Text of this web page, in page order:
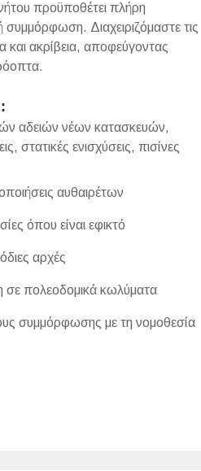
προϋποθέτει πλήρη
συμμόρφωση. Διαχειριζόμαστε τις
και ακρίβεια, αποφεύγοντας
αδειών νέων κατασκευών,
στατικές ενισχύσεις, πισίνες
αυθαιρέτων
όπου είναι εφικτό
αρχές
σε πολεοδομικά κωλύματα
συμμόρφωσης με τη νομοθεσία